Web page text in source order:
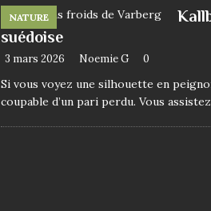
NATURE
suédoise
3 mars 2026 Noemie G 0
Si vous voyez une silhouette en
coupable d’un pari perdu. Vous